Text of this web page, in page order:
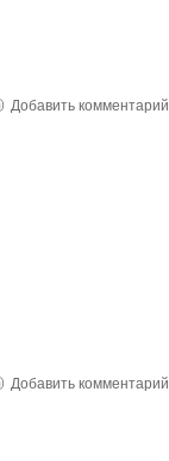
Добавить комментарий
Добавить комментарий